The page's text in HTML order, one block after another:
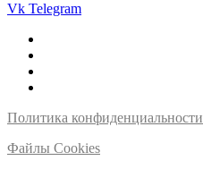
Vk Telegram
Политика конфиденциальности
Файлы Cookies